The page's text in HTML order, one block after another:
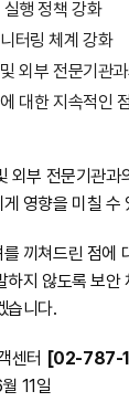
행 정책 강화
터링 체계 강화
외부 전문기관
대한 지속적인
외부 전문기관
영향을 미칠
끼쳐드린 점에
하지 않도록 보
습니다.
센터 [02-787-
11일